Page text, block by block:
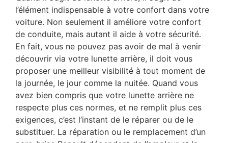
l’élément indispensable à votre confort dans votre
voiture. Non seulement il améliore votre confort
de conduite, mais autant il aide à votre sécurité.
En fait, vous ne pouvez pas avoir de mal à venir
découvrir via votre lunette arrière, il doit vous
proposer une meilleur visibilité à tout moment de
la journée, le jour comme la nuitée. Quand vous
avez bien compris que votre lunette arrière ne
respecte plus ces normes, et ne remplit plus ces
exigences, c’est l’instant de le réparer ou de le
substituer. La réparation ou le remplacement d’un